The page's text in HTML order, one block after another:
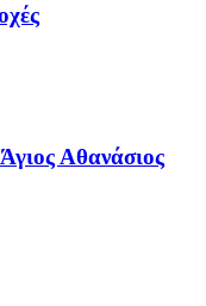
Αθανάσιος